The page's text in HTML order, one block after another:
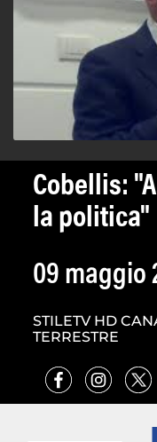
Cobellis:
la politica"
09 maggio
STILETV HD
TERRESTRE